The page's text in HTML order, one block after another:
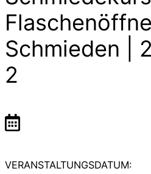
Schmieden |
2
VERANSTALTUNGSDATUM: